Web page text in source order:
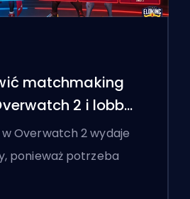
matchmaking
2 i lobby
w Overwatch 2 wydaje
ponieważ potrzeba